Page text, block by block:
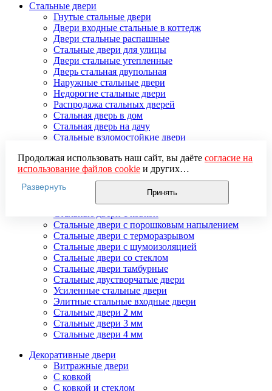
Стальные двери
Гнутые стальные двери
Двери входные стальные в коттедж
Двери стальные распашные
Стальные двери для улицы
Двери стальные утепленные
Дверь стальная двупольная
Наружные стальные двери
Недорогие стальные двери
Распродажа стальных дверей
Стальная дверь в дом
Стальная дверь на дачу
Стальные взломостойкие двери
Стальные двери в подъезд
Стальные двери внутреннего открывания
Стальные двери массив
Стальные двери мдф
Стальные двери с зеркалом
Стальные двери с порошковым напылением
Стальные двери с терморазрывом
Стальные двери с шумоизоляцией
Стальные двери со стеклом
Стальные двери тамбурные
Стальные двустворчатые двери
Усиленные стальные двери
Элитные стальные входные двери
Стальные двери 2 мм
Стальные двери 3 мм
Стальные двери 4 мм
Декоративные двери
Витражные двери
С ковкой
С ковкой и стеклом
Продолжая использовать наш сайт, вы даёте согласие на
использование файлов cookieи других
пользовательских данных (включая IP-адрес, сведения о
местоположении, устройстве, действиях на сайте и т. п.)
для функционирования сайта, проведения
использования систем аналитики (например,
Яндекс.Метрика), в соответствии с нашей
обработки персональных данных.
Если вы не хотите, чтобы ваши данные обрабатывались,
настройте ограничения в браузере или покиньте сайт.
Развернуть
Принять